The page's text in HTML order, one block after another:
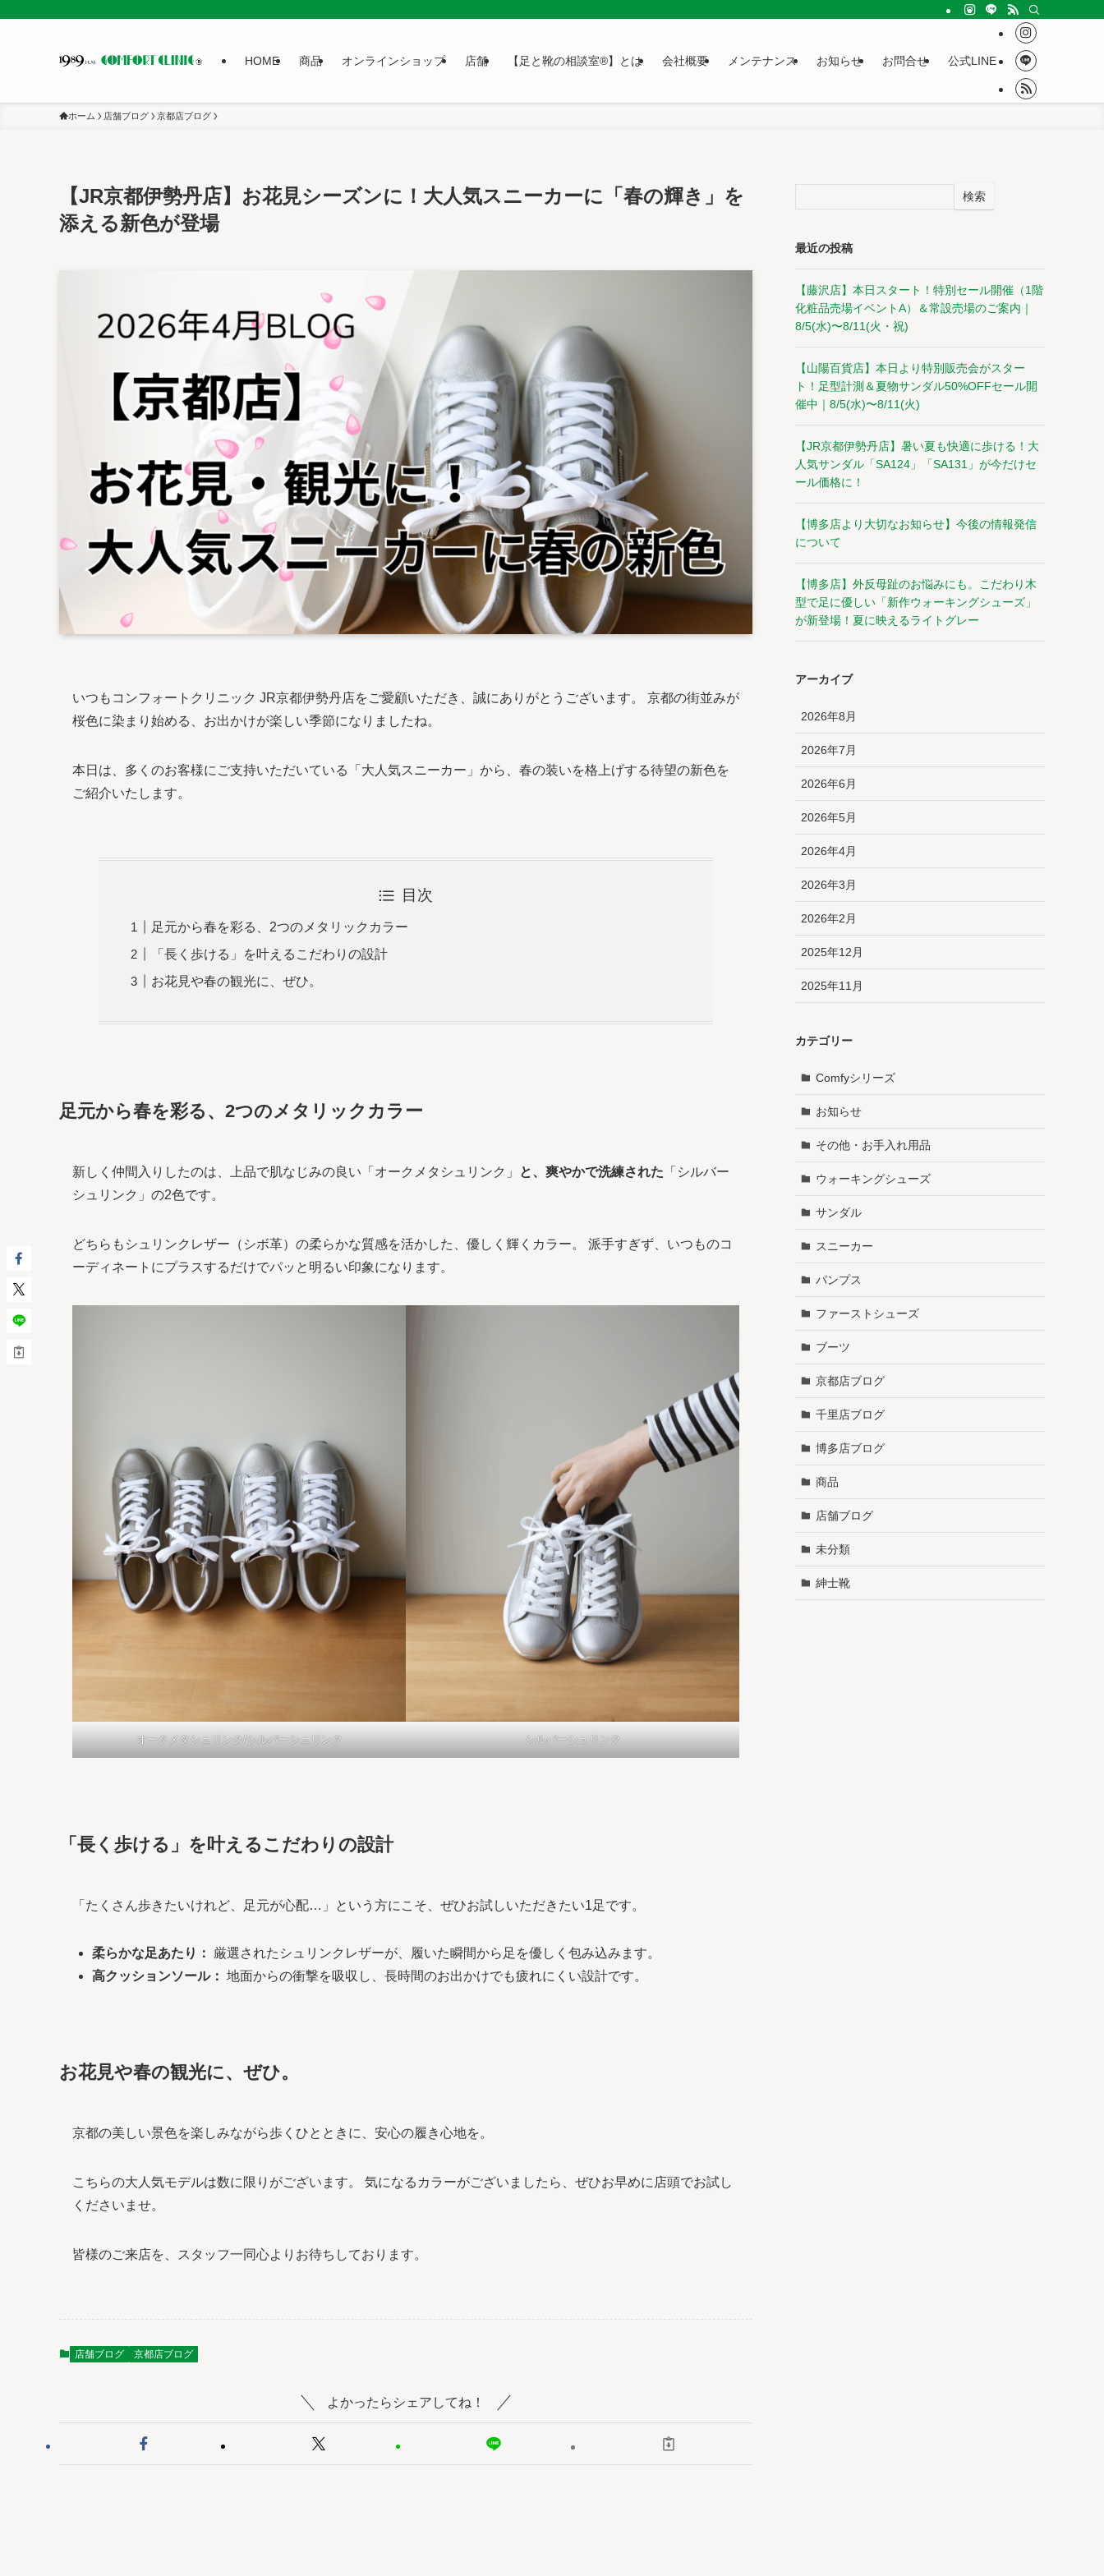
HOME 商品 オンラインショップ 店舗 【足と靴の相談室®】とは 会社概要 メンテナンス お知らせ お問合せ 公式LINE
ホーム 店舗ブログ 京都店ブログ
【JR京都伊勢丹店】お花見シーズンに！大人気スニーカーに「春の輝き」を
添える新色が登場
いつもコンフォートクリニック JR京都伊勢丹店をご愛顧いただき、誠にありがとうございます。 京都の街並みが
桜色に染まり始める、お出かけが楽しい季節になりましたね。
本日は、多くのお客様にご支持いただいている「大人気スニーカー」から、春の装いを格上げする待望の新色を
ご紹介いたします。
目次
足元から春を彩る、2つのメタリックカラー
「長く歩ける」を叶えるこだわりの設計
お花見や春の観光に、ぜひ。
足元から春を彩る、2つのメタリックカラー
新しく仲間入りしたのは、上品で肌なじみの良い「オークメタシュリンク」 と、爽やかで洗練された 「シルバー
シュリンク」の2色です。
どちらもシュリンクレザー（シボ革）の柔らかな質感を活かした、優しく輝くカラー。 派手すぎず、いつものコ
ーディネートにプラスするだけでパッと明るい印象になります。
オークメタシュリンク/シルバーシュリンク シルバーシュリンク
「長く歩ける」を叶えるこだわりの設計
「たくさん歩きたいけれど、足元が心配…」という方にこそ、ぜひお試しいただきたい1足です。
柔らかな足あたり：
厳選されたシュリンクレザーが、履いた瞬間から足を優しく包み込みます。
高クッションソール： 地面からの衝撃を吸収し、長時間のお出かけでも疲れにくい設計です。
お花見や春の観光に、ぜひ。
京都の美しい景色を楽しみながら歩くひとときに、安心の履き心地を。
こちらの大人気モデルは数に限りがございます。 気になるカラーがございましたら、ぜひお早めに店頭でお試し
くださいませ。
皆様のご来店を、スタッフ一同心よりお待ちしております。
店舗ブログ 京都店ブログ
よかったらシェアしてね！
検索
最近の投稿
【藤沢店】本日スタート！特別セール開催（1階
化粧品売場イベントA）＆常設売場のご案内｜
8/5(水)〜8/11(火・祝)
【山陽百貨店】本日より特別販売会がスター
ト！足型計測＆夏物サンダル50%OFFセール開
催中｜8/5(水)〜8/11(火)
【JR京都伊勢丹店】暑い夏も快適に歩ける！大
人気サンダル「SA124」「SA131」が今だけセ
ール価格に！
【博多店より大切なお知らせ】今後の情報発信
について
【博多店】外反母趾のお悩みにも。こだわり木
型で足に優しい「新作ウォーキングシューズ」
が新登場！夏に映えるライトグレー
アーカイブ
2026年8月
2026年7月
2026年6月
2026年5月
2026年4月
2026年3月
2026年2月
2025年12月
2025年11月
カテゴリー
Comfyシリーズ
お知らせ
その他・お手入れ用品
ウォーキングシューズ
サンダル
スニーカー
パンプス
ファーストシューズ
ブーツ
京都店ブログ
千里店ブログ
博多店ブログ
商品
店舗ブログ
未分類
紳士靴